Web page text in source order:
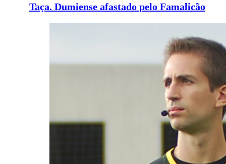
Taça. Dumiense afastado pelo Famalicão